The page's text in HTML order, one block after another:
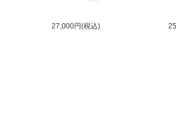
27,000円(税込)